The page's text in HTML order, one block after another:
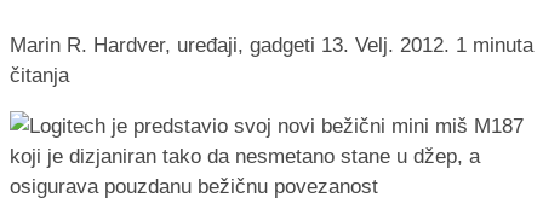
Marin R. Hardver, uređaji, gadgeti 13. Velj. 2012. 1 minuta
čitanja